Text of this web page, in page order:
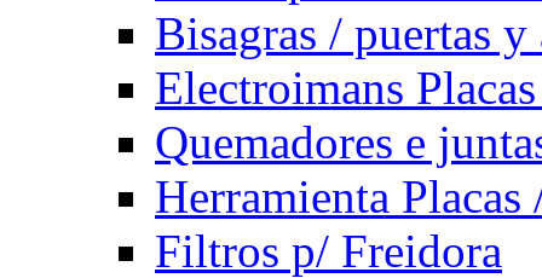
Bisagras / puertas y
Electroimans
Quemadores e
Herramienta
Filtros p/ Freidora